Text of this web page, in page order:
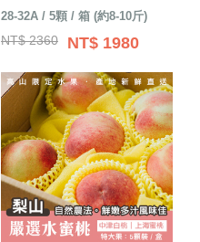
28-32A / 5顆 / 箱 (約8-10斤)
NT$ 2360 NT$ 1980